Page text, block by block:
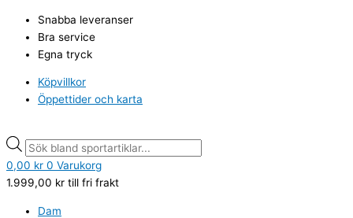
innehåll
Snabba leveranser
Bra service
Egna tryck
Köpvillkor
Öppettider och karta
search
0,00 kr 0 Varukorg
1.999,00 kr till fri frakt
Dam
search